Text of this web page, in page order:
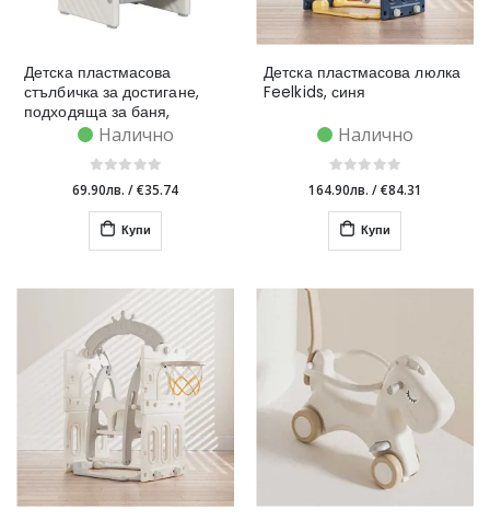
Детска пластмасова
стълбичка за достигане,
подходяща за баня,
тоалетна и кухня
Налично
69.90лв. /€35.74
Купи
Детска пластмасова люлка
Feelkids, синя
Налично
164.90лв. /€84.31
Купи